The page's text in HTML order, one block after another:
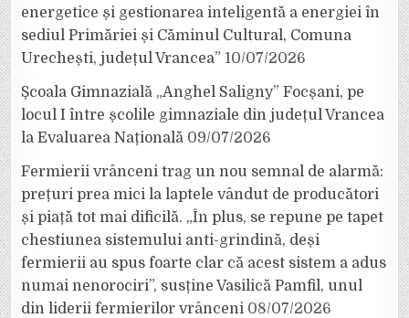
energetice și gestionarea inteligentă a energiei în
sediul Primăriei și Căminul Cultural, Comuna
Urechești, județul Vrancea” 10/07/2026
Școala Gimnazială „Anghel Saligny” Focșani, pe
locul I între școlile gimnaziale din județul Vrancea
la Evaluarea Națională 09/07/2026
Fermierii vrânceni trag un nou semnal de alarmă:
prețuri prea mici la laptele vândut de producători
și piață tot mai dificilă. „În plus, se repune pe tapet
chestiunea sistemului anti-grindină, deși
fermierii au spus foarte clar că acest sistem a adus
numai nenorociri”, susține Vasilică Pamfil, unul
din liderii fermierilor vrânceni 08/07/2026